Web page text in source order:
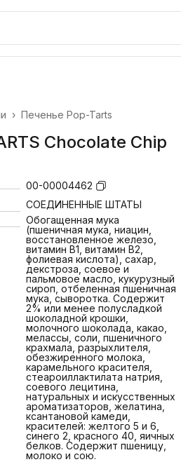
Печенье Pop-Tarts
›
Chocolate Chip
00-00004462
СОЕДИНЕННЫЕ ШТАТЫ
Обогащенная мука
(пшеничная мука, ниацин,
восстановленное железо,
витамин В1, витамин В2,
фолиевая кислота), сахар,
декстроза, соевое и
пальмовое масло, кукурузный
сироп, отбеленная пшеничная
мука, сыворотка. Содержит
2% или менее полусладкой
шоколадной крошки,
молочного шоколада, какао,
мелассы, соли, пшеничного
крахмала, разрыхлителя,
обезжиренного молока,
карамельного красителя,
стеароиллактилата натрия,
соевого лецитина,
натуральных и искусственных
ароматизаторов, желатина,
ксантановой камеди,
красителей: желтого 5 и 6,
синего 2, красного 40, яичных
белков. Содержит пшеницу,
молоко и сою.